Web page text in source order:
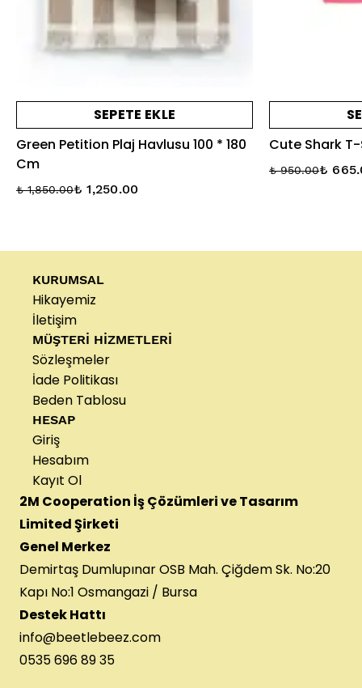
SEPETE EKLE
Green Petition Plaj Havlusu 100 * 180
Cm
₺ 1,850.00₺ 1,250.00
Cute Shark
₺ 950.00₺
KURUMSAL
Hikayemiz
İletişim
MÜŞTERİ HİZMETLERİ
Sözleşmeler
İade Politikası
Beden Tablosu
HESAP
Giriş
Hesabım
Kayıt Ol
2M Cooperation İş Çözümleri ve Tasarım
Limited Şirketi
Genel Merkez
Demirtaş Dumlupınar OSB Mah. Çiğdem Sk. No:20
Kapı No:1 Osmangazi / Bursa
Destek Hattı
info@beetlebeez.com
0535 696 89 35